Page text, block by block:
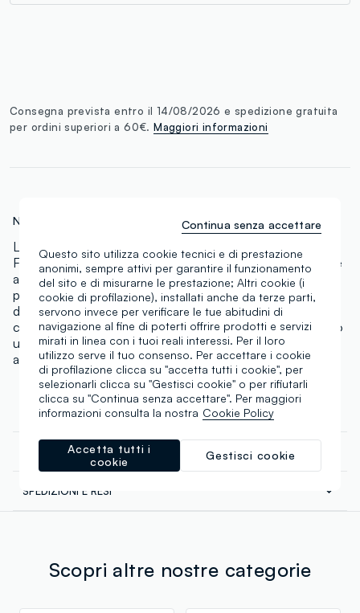
Consegna prevista entro il 14/08/2026 e spedizione gratuita
per ordini superiori a 60€.Maggiori informazioni
N.Art:
Le ciabattine multicolor con stampa floreale della linea
Fagottino sono pensate per il tempo libero e le giornate
al mare. Questo modello per neonate tra 0 e 3 anni
presenta una struttura leggera e confortevole, con
doppia fascia regolabile e cinturino posteriore per una
calzata più stabile. I dettagli a fiore applicati aggiungono
un tocco vivace e giocoso, mentre la suola sagomata
accompagna i movimenti con praticità.
COMPOSIZIONE E CURA
Composizione:
ETILVINILACETATO - SUOLA ESTERNA:
CATENA DI FORNITURA
FUJIAN PUFENG SHOES CO., LTD.
SPEDIZIONI E RESI
tuoi prodotti in negozio, il servizio è sempre gratuito.
Scopri altre nostre categorie
Questo sito utilizza cookie tecnici e di prestazione
anonimi, sempre attivi per garantire il funzionamento
del sito e di misurarne le prestazione; Altri cookie (i
cookie di profilazione), installati anche da terze parti,
servono invece per verificare le tue abitudini di
navigazione al fine di poterti offrire prodotti e servizi
mirati in linea con i tuoi reali interessi. Per il loro
utilizzo serve il tuo consenso. Per accettare i cookie
di profilazione clicca su "accetta tutti i cookie", per
selezionarli clicca su "Gestisci cookie" o per rifiutarli
clicca su "Continua senza accettare". Per maggiori
informazioni consulta la nostra Cookie Policy
Gestisci cookie
Accetta tutti i
cookie
Continua senza accettare